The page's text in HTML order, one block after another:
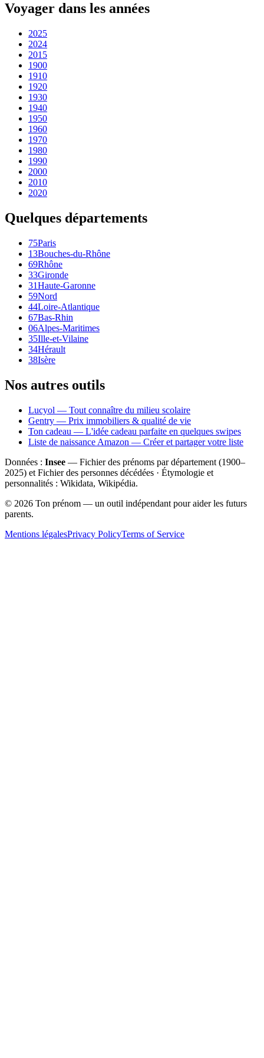
Voyager dans les années
2025
2024
2015
1900
1910
1920
1930
1940
1950
1960
1970
1980
1990
2000
2010
2020
Quelques départements
75Paris
13Bouches-du-Rhône
69Rhône
33Gironde
31Haute-Garonne
59Nord
44Loire-Atlantique
67Bas-Rhin
06Alpes-Maritimes
35Ille-et-Vilaine
34Hérault
38Isère
Nos autres outils
Lucyol — Tout connaître du milieu scolaire
Gentry — Prix immobiliers & qualité de vie
Ton cadeau — L'idée cadeau parfaite en quelques swipes
Liste de naissance Amazon — Créer et partager votre liste
Données : Insee — Fichier des prénoms par département (1900–
2025) et Fichier des personnes décédées · Étymologie et
personnalités : Wikidata, Wikipédia.
© 2026 Ton prénom — un outil indépendant pour aider les futurs
parents.
Mentions légalesPrivacy PolicyTerms of Service